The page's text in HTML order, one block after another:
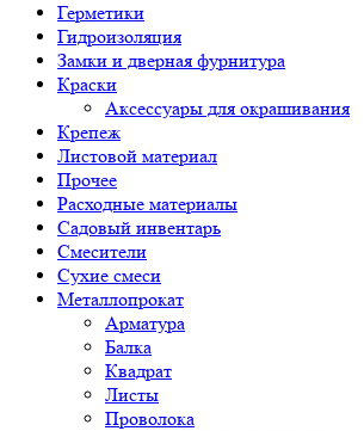
Герметики
Гидроизоляция
Замки и дверная фурнитура
Краски
Аксессуары для окрашивания
Крепеж
Листовой материал
Прочее
Расходные материалы
Садовый инвентарь
Смесители
Сухие смеси
Металлопрокат
Арматура
Балка
Квадрат
Листы
Проволока